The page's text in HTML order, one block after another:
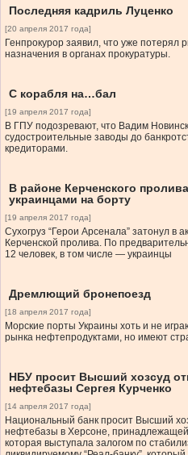
Последняя кадриль Луценко
[20 апреля 2017 года]
Генпрокурор заявил, что уже потерял
назначения в органах прокуратуры.
С корабля на…бал
[19 апреля 2017 года]
В ГПУ подозревают, что Вадим
судостроительные заводы до
кредиторами.
В районе Керченского
украинцами на борту
[19 апреля 2017 года]
Сухогруз “Герои Арсенала” затонул в
Керченской пролива. По
12 человек, в том числе — украинцы
Дремлющий бронепоезд
[18 апреля 2017 года]
Морские порты Украины хоть и не
рынка нефтепродуктами, но имеют
НБУ просит Высший хозсуд
нефтебазы Сергея Курченко
[14 апреля 2017 года]
Национальный банк просит Высший
нефтебазы в Херсоне,
которая выступала залогом по